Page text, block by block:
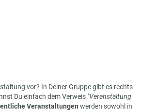
vor? In Deiner Gruppe gibt es rechts
Du einfach dem Verweis "Veranstaltung
Veranstaltungen werden sowohl in